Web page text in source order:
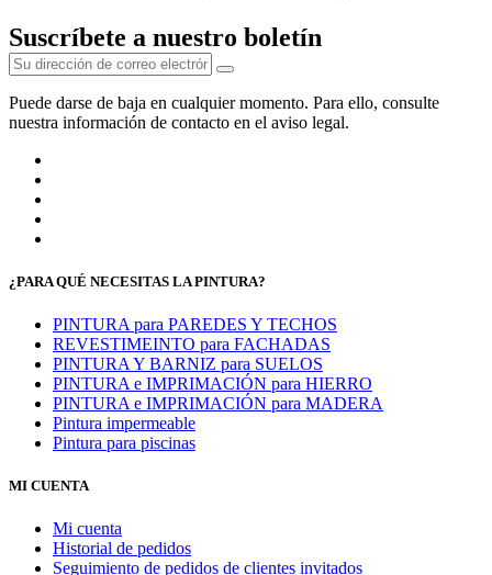
Suscríbete a nuestro boletín
Puede darse de baja en cualquier momento. Para ello, consulte
nuestra información de contacto en el aviso legal.
¿PARA QUÉ NECESITAS LA PINTURA?
PINTURA para PAREDES Y TECHOS
REVESTIMEINTO para FACHADAS
PINTURA Y BARNIZ para SUELOS
PINTURA e IMPRIMACIÓN para HIERRO
PINTURA e IMPRIMACIÓN para MADERA
Pintura impermeable
Pintura para piscinas
MI CUENTA
Mi cuenta
Historial de pedidos
Seguimiento de pedidos de clientes invitados